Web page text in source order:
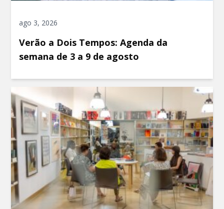
ago 3, 2026
Verão a Dois Tempos: Agenda da
semana de 3 a 9 de agosto